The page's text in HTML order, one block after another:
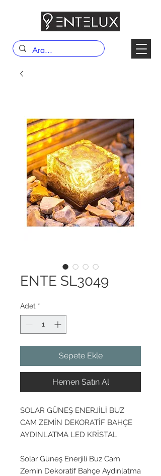
ENTE SL3049
Adet *
Sepete Ekle
Hemen Satın Al
SOLAR GÜNEŞ ENERJİLİ BUZ
CAM ZEMİN DEKORATİF BAHÇE
AYDINLATMA LED KRİSTAL
Solar Güneş Enerjili Buz Cam
Zemin Dekoratif Bahçe Aydınlatma